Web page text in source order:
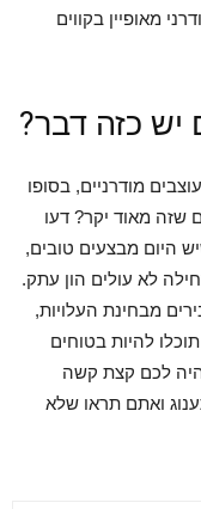
מאופיין בקווים
כזה דבר?
מודרניים, בסופו
שזה מאוד יקר? דעו
היום מבצעים טובים,
לא עולים הון עתק.
מבחינת העלויות,
להיות בטוחים
לכם קצת קשה
ואתם תראו שלא